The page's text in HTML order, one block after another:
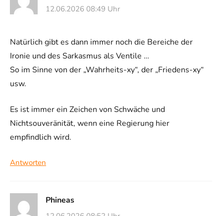
12.06.2026 08:49 Uhr
Natürlich gibt es dann immer noch die Bereiche der
Ironie und des Sarkasmus als Ventile …
So im Sinne von der „Wahrheits-xy“, der „Friedens-xy“
usw.
Es ist immer ein Zeichen von Schwäche und
Nichtsouveränität, wenn eine Regierung hier
empfindlich wird.
Antworten
Phineas